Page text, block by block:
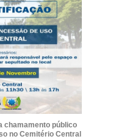
chamamento público
no Cemitério Central